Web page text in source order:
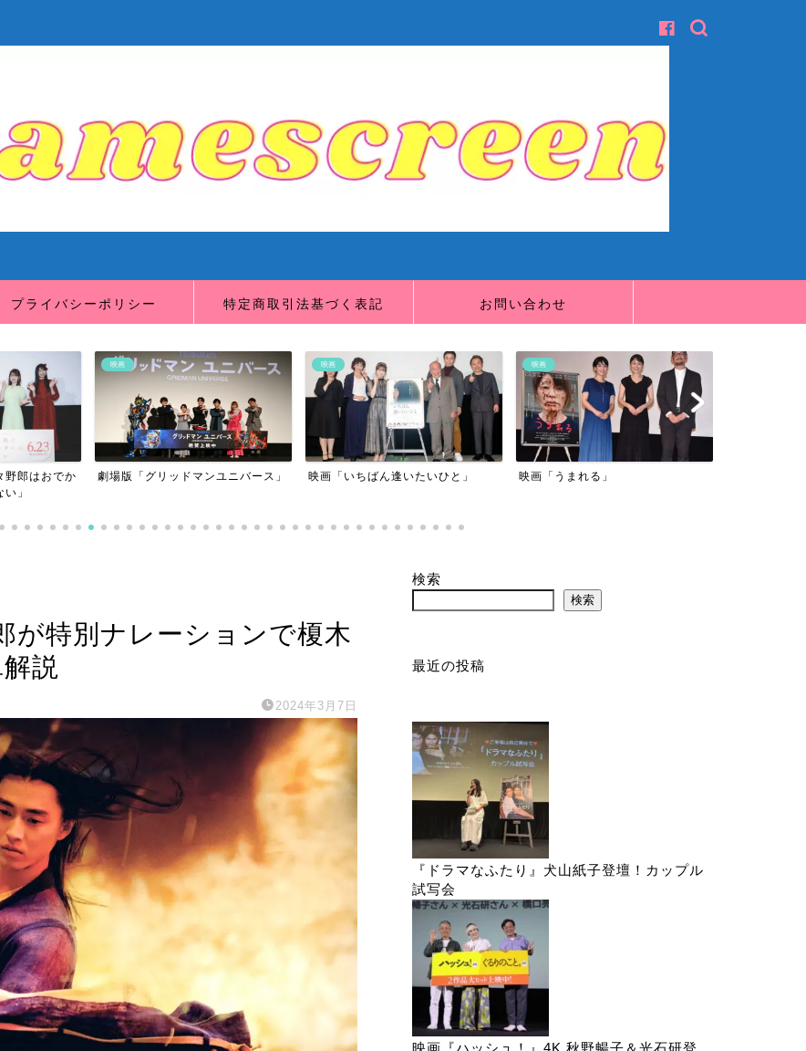
プライバシーポリシー 特定商取引法基づく表記 お問い合わせ
野郎はおでか
」
映画
劇場版「グリッドマンユニバース」
映画
映画「いちばん逢いたいひと」
映画
映画「うまれる」
が特別ナレーションで榎木
説
2024年3月7日
検索
検索
最近の投稿
『ドラマなふたり』犬山紙子登壇！カップル
試写会
映画『ハッシュ！』4K 秋野暢子＆光石研登